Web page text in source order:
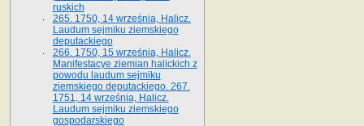
ruskich
265. 1750, 14 września, Halicz.
Laudum sejmiku ziemskiego
deputackiego
266. 1750, 15 września, Halicz.
Manifestacye ziemian halickich z
powodu laudum sejmiku
ziemskiego deputackiego. 267.
1751, 14 września, Halicz.
Laudum sejmiku ziemskiego
gospodarskiego